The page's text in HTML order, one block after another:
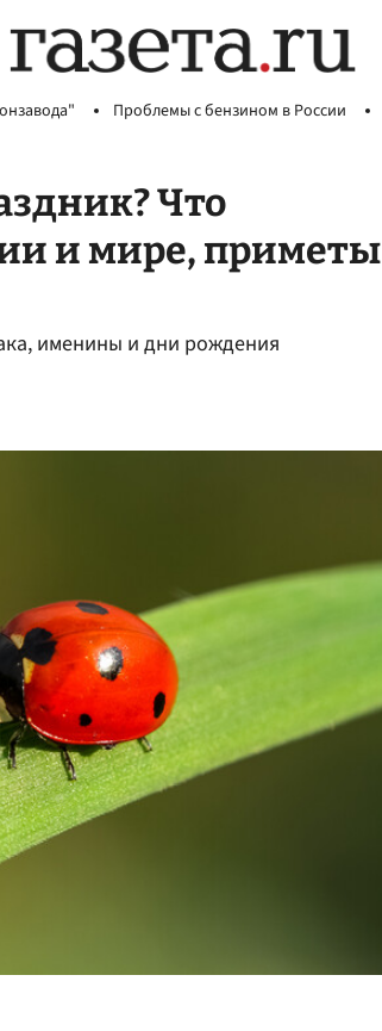
Проблемы с бензином в России
Что
и мире, приметы
именины и дни рождения